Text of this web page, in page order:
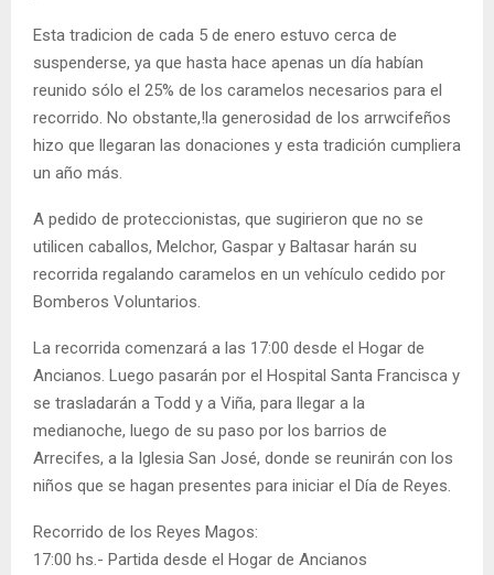
Esta tradicion de cada 5 de enero estuvo cerca de
suspenderse, ya que hasta hace apenas un día habían
reunido sólo el 25% de los caramelos necesarios para el
recorrido. No obstante,!la generosidad de los arrwcifeños
hizo que llegaran las donaciones y esta tradición cumpliera
un año más.
A pedido de proteccionistas, que sugirieron que no se
utilicen caballos, Melchor, Gaspar y Baltasar harán su
recorrida regalando caramelos en un vehículo cedido por
Bomberos Voluntarios.
La recorrida comenzará a las 17:00 desde el Hogar de
Ancianos. Luego pasarán por el Hospital Santa Francisca y
se trasladarán a Todd y a Viña, para llegar a la
medianoche, luego de su paso por los barrios de
Arrecifes, a la Iglesia San José, donde se reunirán con los
niños que se hagan presentes para iniciar el Día de Reyes.
Recorrido de los Reyes Magos:
17:00 hs.- Partida desde el Hogar de Ancianos